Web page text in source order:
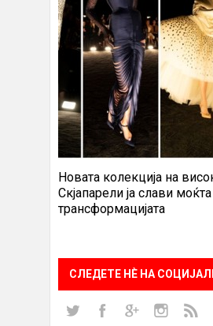
Новата колекција на
Скјапарели ја слави
трансформацијата
СЛЕДЕТЕ НÈ НА